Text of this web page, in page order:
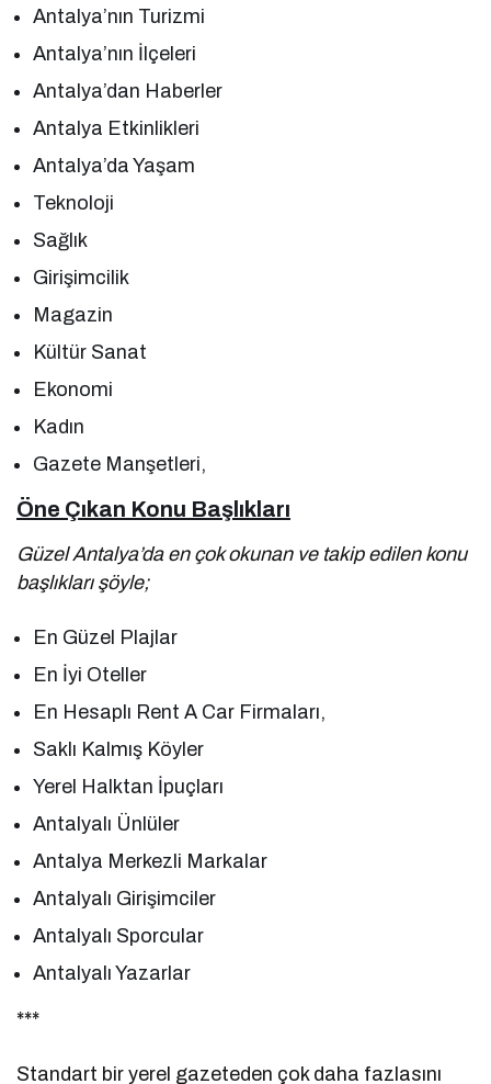
Antalya’nın Turizmi
Antalya’nın İlçeleri
Antalya’dan Haberler
Antalya Etkinlikleri
Antalya’da Yaşam
Teknoloji
Sağlık
Girişimcilik
Magazin
Kültür Sanat
Ekonomi
Kadın
Gazete Manşetleri,
Öne Çıkan Konu Başlıkları
Güzel Antalya’da en çok okunan ve takip edilen konu
başlıkları şöyle;
En Güzel Plajlar
En İyi Oteller
En Hesaplı Rent A Car Firmaları,
Saklı Kalmış Köyler
Yerel Halktan İpuçları
Antalyalı Ünlüler
Antalya Merkezli Markalar
Antalyalı Girişimciler
Antalyalı Sporcular
Antalyalı Yazarlar
***
Standart bir yerel gazeteden çok daha fazlasını